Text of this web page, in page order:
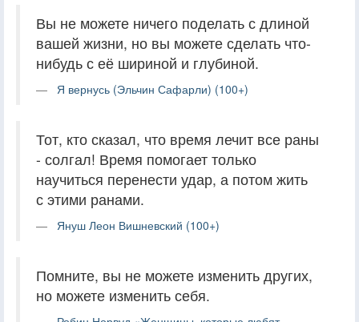
Вы не можете ничего поделать с длиной
вашей жизни, но вы можете сделать что-
нибудь с её шириной и глубиной.
Я вернусь (Эльчин Сафарли) (100+)
Тот, кто сказал, что время лечит все раны
- солгал! Время помогает только
научиться перенести удар, а потом жить
с этими ранами.
Януш Леон Вишневский (100+)
Помните, вы не можете изменить других,
но можете изменить себя.